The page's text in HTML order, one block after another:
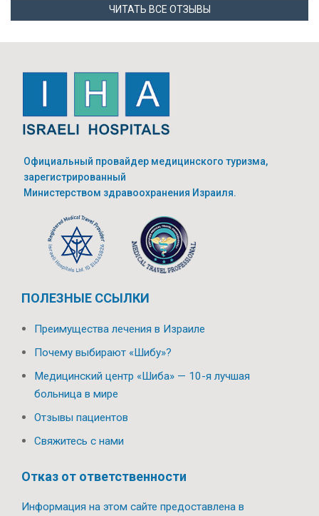
ЧИТАТЬ ВСЕ ОТЗЫВЫ
Официальный провайдер медицинского туризма,
зарегистрированный
Министерством здравоохранения Израиля.
ПОЛЕЗНЫЕ ССЫЛКИ
Преимущества лечения в Израиле
Почему выбирают «Шибу»?
Медицинский центр «Шиба» — 10-я лучшая
больница в мире
Отзывы пациентов
Свяжитесь с нами
Отказ от ответственности
Информация на этом сайте предоставлена в